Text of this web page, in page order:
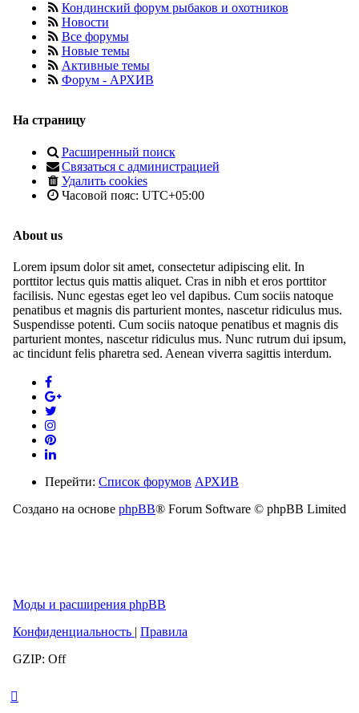
Кондинский форум рыбаков и охотников
Новости
Все форумы
Новые темы
Активные темы
Форум - АРХИВ
На страницу
Расширенный поиск
Связаться с администрацией
Удалить cookies
Часовой пояс: UTC+05:00
About us
Lorem ipsum dolor sit amet, consectetur adipiscing elit. In
porttitor lectus quis mattis aliquet. Cras in nibh et eros porttitor
facilisis. Nunc egestas eget leo vel dapibus. Cum sociis natoque
penatibus et magnis dis parturient montes, nascetur ridiculus mus.
Suspendisse potenti. Cum sociis natoque penatibus et magnis dis
parturient montes, nascetur ridiculus mus. Nunc rutrum dui ipsum,
ac tincidunt felis pharetra sed. Aenean viverra sagittis interdum.
Перейти: Список форумов АРХИВ
Создано на основе phpBB® Forum Software © phpBB Limited
Моды и расширения phpBB
Конфиденциальность | Правила
GZIP: Off